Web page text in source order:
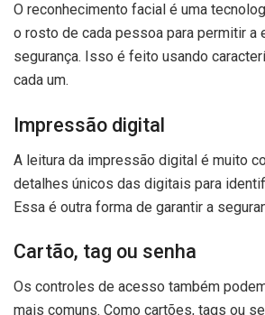
O reconhecimento facial é uma
o rosto de cada pessoa para permitir a
segurança. Isso é feito usando
cada um.
Impressão digital
A leitura da impressão digital é muito
detalhes únicos das digitais para
Essa é outra forma de garantir a
Cartão, tag ou senha
Os controles de acesso também
mais comuns. Como cartões, tags ou